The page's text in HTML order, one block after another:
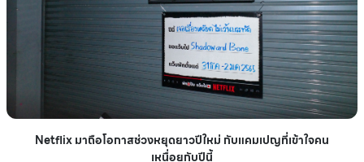
Netflix มาถือโอกาสช่วงหยุดยาวปีใหม่ กับแคมเปญที่เข้าใจคน
เหนื่อยกับปีนี้